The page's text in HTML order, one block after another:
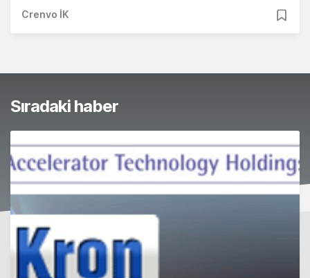
Crenvo İK
Sıradaki haber